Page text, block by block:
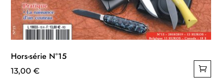
Hors-série N°15
13,00€